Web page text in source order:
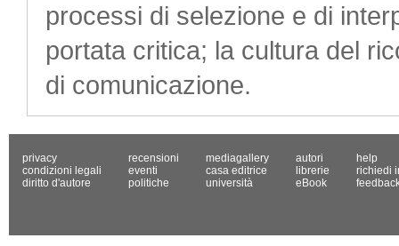
processi di selezione e di
portata critica; la cultura del
di comunicazione.
privacy
condizioni legali
diritto d'autore
recensioni
eventi
politiche
mediagallery
casa editrice
università
autori
librerie
eBook
help
richiedi